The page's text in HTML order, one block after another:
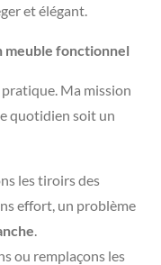
et élégant.
meuble fonctionnel
Ma mission
quotidien soit un
les tiroirs des
effort, un problème
ou remplaçons les